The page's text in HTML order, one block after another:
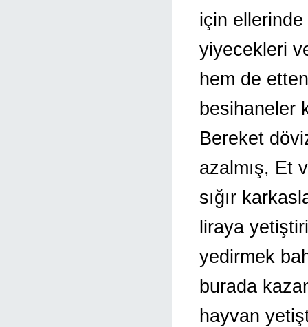
için
yiyecekleri
hem de
besihaneler
Bereket
azalmış, Et
sığır
liraya
yedirmek
burada
hayvan